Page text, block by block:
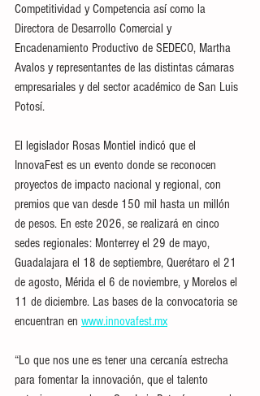
Competitividad y Competencia así como la
Directora de Desarrollo Comercial y
Encadenamiento Productivo de SEDECO, Martha
Avalos y representantes de las distintas cámaras
empresariales y del sector académico de San Luis
Potosí.
El legislador Rosas Montiel indicó que el
InnovaFest es un evento donde se reconocen
proyectos de impacto nacional y regional, con
premios que van desde 150 mil hasta un millón
de pesos. En este 2026, se realizará en cinco
sedes regionales: Monterrey el 29 de mayo,
Guadalajara el 18 de septiembre, Querétaro el 21
de agosto, Mérida el 6 de noviembre, y Morelos el
11 de diciembre. Las bases de la convocatoria se
encuentran en www.innovafest.mx
“Lo que nos une es tener una cercanía estrecha
para fomentar la innovación, que el talento